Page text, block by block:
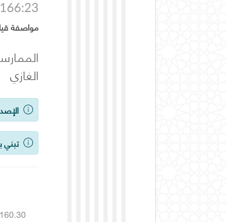
مواصفة
الغازي
تبني